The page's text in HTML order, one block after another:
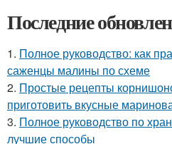
Последние
1. Полное руководство: как
саженцы малины по схеме
2. Простые рецепты
приготовить вкусные
3. Полное руководство по
лучшие способы